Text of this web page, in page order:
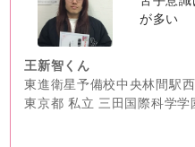
image
が多い
王新智くん
東進衛星予備校中央林間駅
東京都 私立 三田国際科学学